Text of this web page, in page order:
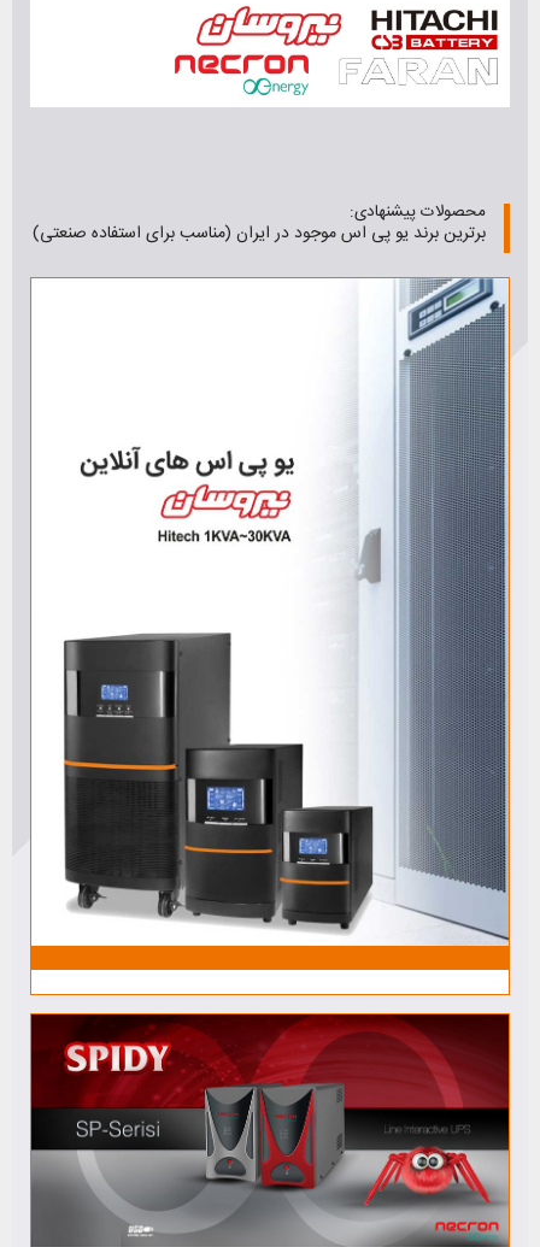
محصولات پیشنهادی:
برترین برند یو پی اس موجود در ایران (مناسب برای استفاده صنعتی)